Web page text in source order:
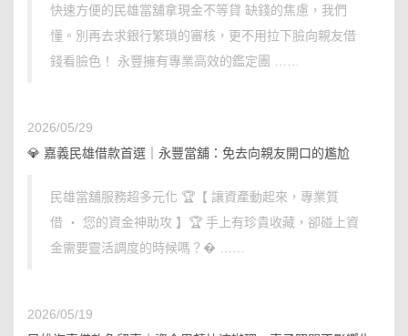
快速方便的民雄當舖拿現金不等貸 缺錢的焦慮，我們
懂。別再去求銀行繁瑣的審核，更不用拉下臉向親友借
錢看臉色！ 永豐擁有專業高效的鑑定團 ……
2026/05/29
💎 嘉義民雄借款首選｜永豐當舖：免去向親友開口的尷尬
民雄當舖服務超多元化 🏆【 讓資產動起來，專業質
借 ‧ 您的資金神助攻 】🏆 手上有珍貴收藏，卻碰上資
金需要靈活調度的時候嗎？� ……
2026/05/19